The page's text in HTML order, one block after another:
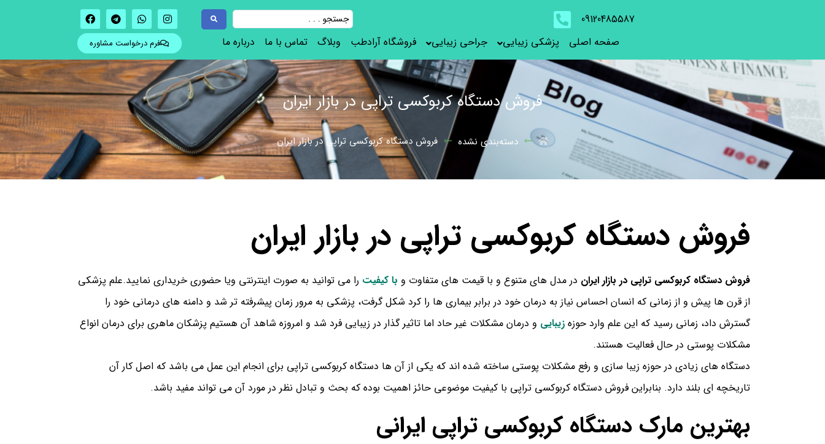
صفحه اصلی
پزشکی زیبایی جراحی زیبایی فروشگاه آرادطب وبلاگ تماس با ما درباره ما فرم درخواست مشاوره
فروش دستگاه کربوکسی تراپی در بازار ایران
دسته‌بندی نشده فروش دستگاه کربوکسی تراپی در بازار ایران
فروش دستگاه کربوکسی تراپی در بازار ایران
فروش دستگاه کربوکسی تراپی در بازار ایران در مدل های متنوع و با قیمت های متفاوت و با کیفیت را می توانید به صورت اینترنتی ویا حضوری خریداری نمایید.علم پزشکی
از قرن ها پیش و از زمانی که انسان احساس نیاز به درمان خود در برابر بیماری ها را کرد شکل گرفت، پزشکی به مرور زمان پیشرفته تر شد و دامنه های درمانی خود را
گسترش داد، زمانی رسید که این علم وارد حوزه زیبایی و درمان مشکلات غیر حاد اما تاثیر گذار در زیبایی فرد شد و امروزه شاهد آن هستیم پزشکان ماهری برای درمان انواع
مشکلات پوستی در حال فعالیت هستند.
دستگاه های زیادی در حوزه زیبا سازی و رفع مشکلات پوستی ساخته شده اند که یکی از آن ها دستگاه کربوکسی تراپی برای انجام این عمل می باشد که اصل کار آن
تاریخچه ای بلند دارد. بنابراین فروش دستگاه کربوکسی تراپی با کیفیت موضوعی حائز اهمیت بوده که بحث و تبادل نظر در مورد آن می تواند مفید باشد.
بهترین مارک دستگاه کربوکسی تراپی ایرانی